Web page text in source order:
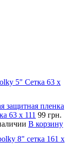
5" Сетка 63 x
защитная пленка
63 x 111 99 грн.
В корзину
8" сетка 161 х